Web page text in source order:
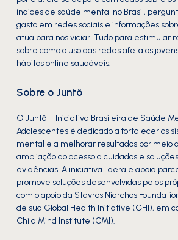
índices de saúde mental no Brasil,
gasto em redes sociais e informações
atua para nos viciar. Tudo para estimular
sobre como o uso das redes afeta os
hábitos online saudáveis.
Sobre o Juntô
O Juntô – Iniciativa Brasileira de Saúde
Adolescentes é dedicado a fortalecer os
mental e a melhorar resultados por meio
ampliação do acesso a cuidados e
evidências. A iniciativa lidera e apoia
promove soluções desenvolvidas pelos
com o apoio da Stavros Niarchos
de sua Global Health Initiative (GHI), em
Child Mind Institute (CMI).